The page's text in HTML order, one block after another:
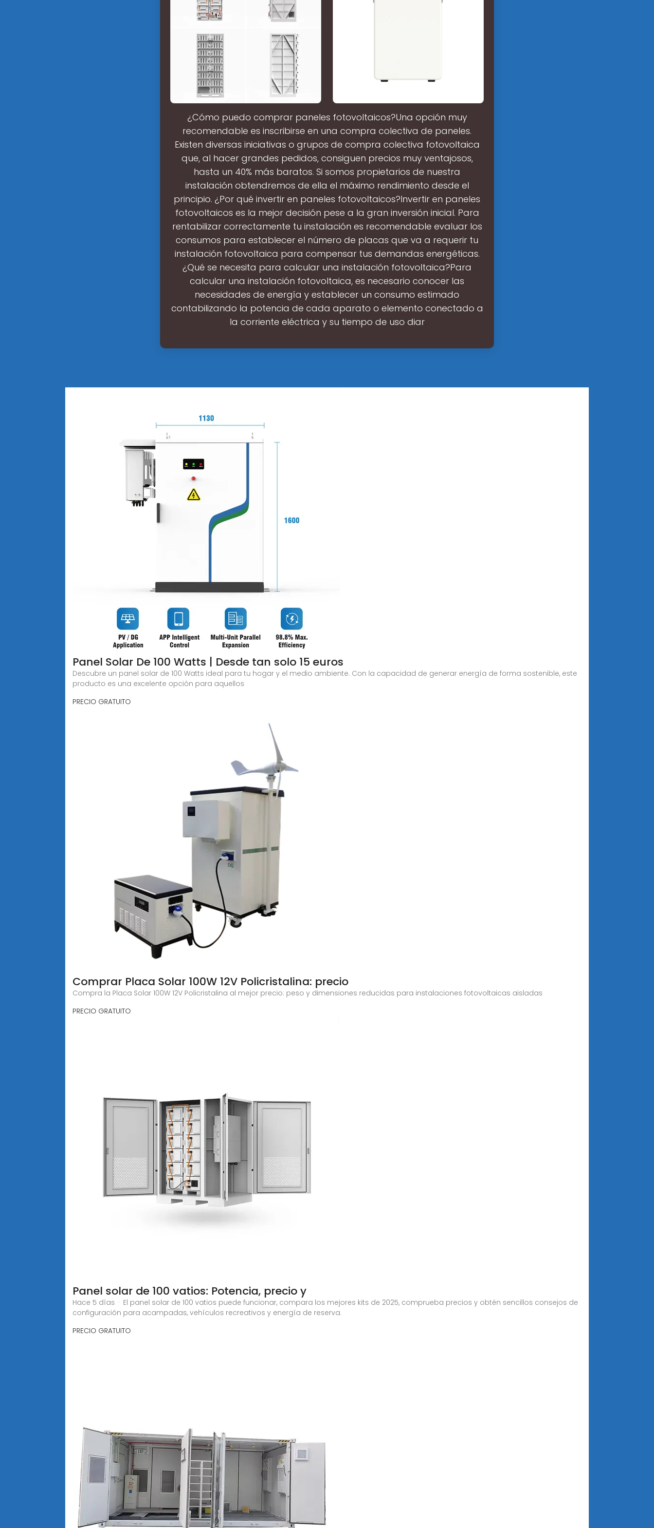
¿Cómo puedo comprar paneles fotovoltaicos?Una opción muy
recomendable es inscribirse en una compra colectiva de paneles.
Existen diversas iniciativas o grupos de compra colectiva fotovoltaica
que, al hacer grandes pedidos, consiguen precios muy ventajosos,
hasta un 40% más baratos. Si somos propietarios de nuestra
instalación obtendremos de ella el máximo rendimiento desde el
principio. ¿Por qué invertir en paneles fotovoltaicos?Invertir en paneles
fotovoltaicos es la mejor decisión pese a la gran inversión inicial. Para
rentabilizar correctamente tu instalación es recomendable evaluar los
consumos para establecer el número de placas que va a requerir tu
instalación fotovoltaica para compensar tus demandas energéticas.
¿Qué se necesita para calcular una instalación fotovoltaica?Para
calcular una instalación fotovoltaica, es necesario conocer las
necesidades de energía y establecer un consumo estimado
contabilizando la potencia de cada aparato o elemento conectado a
la corriente eléctrica y su tiempo de uso diar
Panel Solar De 100 Watts | Desde tan solo 15 euros
Descubre un panel solar de 100 Watts ideal para tu hogar y el medio ambiente. Con la capacidad de generar energía de forma sostenible, este
producto es una excelente opción para aquellos
PRECIO GRATUITO
Comprar Placa Solar 100W 12V Policristalina: precio
Compra la Placa Solar 100W 12V Policristalina al mejor precio: peso y dimensiones reducidas para instalaciones fotovoltaicas aisladas
PRECIO GRATUITO
Panel solar de 100 vatios: Potencia, precio y
Hace 5 días · El panel solar de 100 vatios puede funcionar, compara los mejores kits de 2025, comprueba precios y obtén sencillos consejos de
configuración para acampadas, vehículos recreativos y energía de reserva.
PRECIO GRATUITO